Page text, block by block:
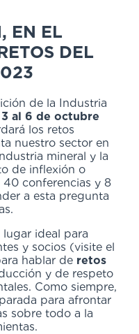
EN EL
DEL
de la Industria
al 6 de octubre
los retos
nuestro sector en
mineral y la
de inflexión o
40 conferencias y 8
a esta pregunta
lugar ideal para
y socios (visite el
hablar de retos
y de respeto
Como siempre,
para afrontar
sobre todo a la